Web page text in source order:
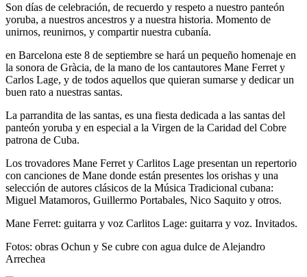
Son días de celebración, de recuerdo y respeto a nuestro panteón
yoruba, a nuestros ancestros y a nuestra historia. Momento de
unirnos, reunirnos, y compartir nuestra cubanía.
en Barcelona este 8 de septiembre se hará un pequeño homenaje en
la sonora de Gràcia, de la mano de los cantautores Mane Ferret y
Carlos Lage, y de todos aquellos que quieran sumarse y dedicar un
buen rato a nuestras santas.
La parrandita de las santas, es una fiesta dedicada a las santas del
panteón yoruba y en especial a la Virgen de la Caridad del Cobre
patrona de Cuba.
Los trovadores Mane Ferret y Carlitos Lage presentan un repertorio
con canciones de Mane donde están presentes los orishas y una
selección de autores clásicos de la Música Tradicional cubana:
Miguel Matamoros, Guillermo Portabales, Nico Saquito y otros.
Mane Ferret: guitarra y voz Carlitos Lage: guitarra y voz. Invitados.
Fotos: obras Ochun y Se cubre con agua dulce de Alejandro
Arrechea